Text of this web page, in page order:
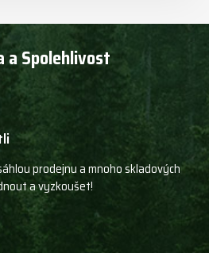
a Spolehlivost
prodejnu a mnoho skladových
a vyzkoušet!